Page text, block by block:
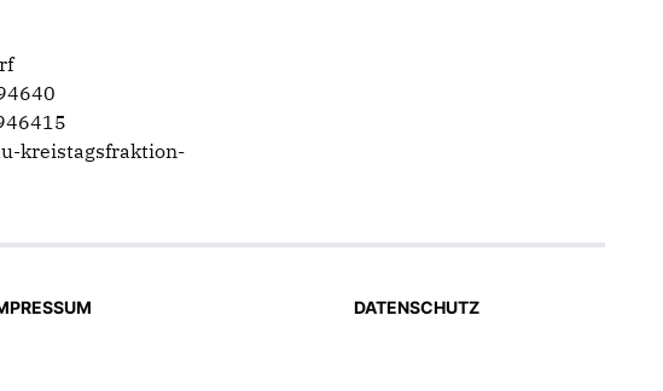
kreistagsfraktion-
DATENSCHUTZ